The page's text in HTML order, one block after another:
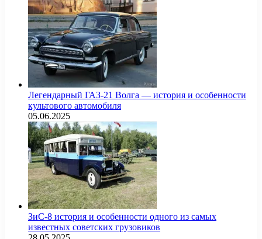
Легендарный ГАЗ-21 Волга — история и особенности
культового автомобиля
05.06.2025
ЗиС-8 история и особенности одного из самых
известных советских грузовиков